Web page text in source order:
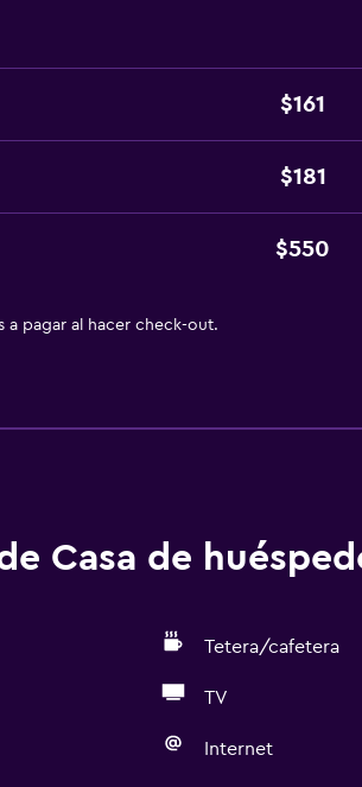
$161
$181
$550
a pagar al hacer check-out.
Casa de
Tetera/cafetera
TV
Internet